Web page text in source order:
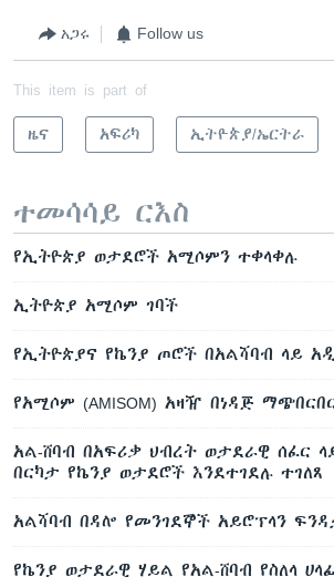
አጋሩ Follow us
This item is part of
ዜና አፍሪካ ኢትዮጵያ/ኤርትራ
ተመሳሳይ ርእስ
የኢትዮጵያ ወታደሮች አሚሶምን ተቀላቀሉ
ኢትዮጵያ አሚሶም ገባች
የኢትዮጵያና የኬንያ ጦሮች በአልሻባብ ላይ
የአሚሶም (AMISOM) አዛዥ በነዳጅ
አል-ሸባብ በአፍሪቃ ህብረት ወታደራዊ ሰፈር
በርካታ የኬንያ ወታደሮች እንደተገደሉ ተገለጸ
አልሻባብ በዳሎ የመንገደኞች አይሮፕላን
የኬንያ ወታደራዊ ሃይል የአል-ሸባብ የስለላ